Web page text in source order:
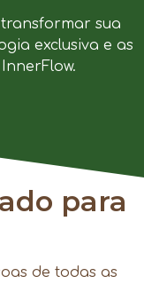
sua
exclusiva e as
para
de todas as